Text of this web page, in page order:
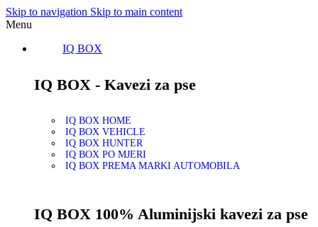
Skip to navigation Skip to main content
Menu
IQ BOX
IQ BOX - Kavezi za pse
IQ BOX HOME
IQ BOX VEHICLE
IQ BOX HUNTER
IQ BOX PO MJERI
IQ BOX PREMA MARKI AUTOMOBILA
IQ BOX 100% Aluminijski kavezi za pse